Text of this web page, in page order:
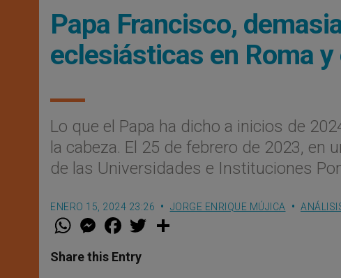
Papa Francisco,
eclesiásticas en Roma
Lo que el Papa ha dicho a inicios de
la cabeza. El 25 de febrero de 2023,
de las Universidades e Instituciones
ENERO 15, 2024 23:26 JORGE ENRIQUE MÚJICA
W
t
s
M
e
s
e
F
a
e
b
w
Share this Entry